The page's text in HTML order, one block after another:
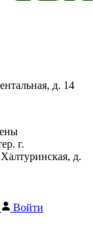
д. 14
г.
д.
Войти